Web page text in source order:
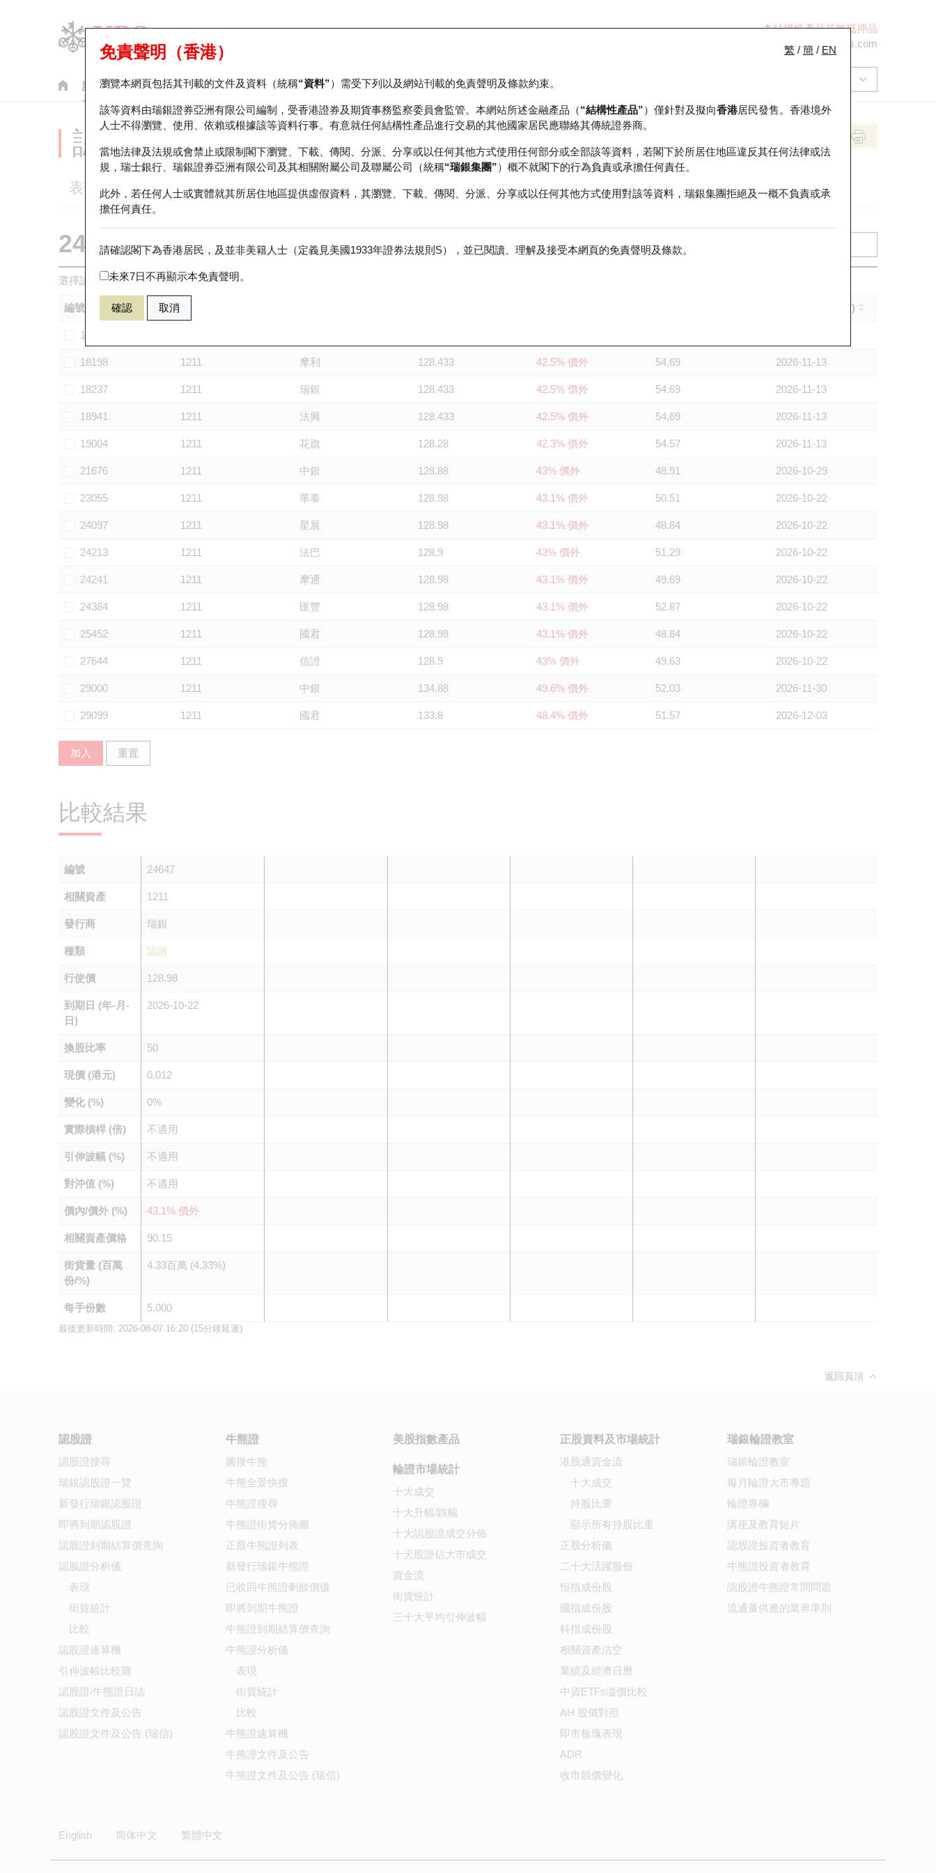
本結構性產品並無抵押品
ol-hkwarrants@ubs.com
認股證 牛熊證 美股指數產品 輪證市場統計 正股資料及市場統計 瑞銀輪證教室
繁 / 簡 / EN
免責聲明（香港）
瀏覽本網頁包括其刊載的文件及資料（統稱“資料”）需受下列以及網站刊載的免責聲明及條款約束。
該等資料由瑞銀證券亞洲有限公司編制，受香港證券及期貨事務監察委員會監管。本網站所述金融產品（“結構性產品”）僅針對及擬向香港居民發售。香港境外
人士不得瀏覽、使用、依賴或根據該等資料行事。有意就任何結構性產品進行交易的其他國家居民應聯絡其傳統證券商。
當地法律及法規或會禁止或限制閣下瀏覽、下載、傳閱、分派、分享或以任何其他方式使用任何部分或全部該等資料，若閣下於所居住地區違反其任何法律或法
規，瑞士銀行、瑞銀證券亞洲有限公司及其相關附屬公司及聯屬公司（統稱“瑞銀集團”）概不就閣下的行為負責或承擔任何責任。
此外，若任何人士或實體就其所居住地區提供虛假資料，其瀏覽、下載、傳閱、分派、分享或以任何其他方式使用對該等資料，瑞銀集團拒絕及一概不負責或承
擔任何責任。
請確認閣下為香港居民，及並非美籍人士（定義見美國1933年證券法規則S），並已閱讀、理解及接受本網頁的免責聲明及條款。
未來7日不再顯示本免責聲明。
確認 取消
認股證分析儀
表現 街貨統計 比較
24647 瑞銀認購 1211 比亞迪股份
選擇認股證作比較*你可以選擇最多五隻認股證
編號 到期日 (年-月-日)
14635
18198 1211 摩利 128.433 42.5% 價外 54.69 2026-11-13
18237 1211 瑞銀 128.433 42.5% 價外 54.69 2026-11-13
18941 1211 法興 128.433 42.5% 價外 54.69 2026-11-13
19004 1211 花旗 128.28 42.3% 價外 54.57 2026-11-13
21676 1211 中銀 128.88 43% 價外 48.91 2026-10-29
23055 1211 華泰 128.98 43.1% 價外 50.51 2026-10-22
24097 1211 星展 128.98 43.1% 價外 48.84 2026-10-22
24213 1211 法巴 128.9 43% 價外 51.29 2026-10-22
24241 1211 摩通 128.98 43.1% 價外 49.69 2026-10-22
24384 1211 匯豐 128.98 43.1% 價外 52.87 2026-10-22
25452 1211 國君 128.98 43.1% 價外 48.84 2026-10-22
27644 1211 信證 128.9 43% 價外 49.63 2026-10-22
29000 1211 中銀 134.88 49.6% 價外 52.03 2026-11-30
29099 1211 國君 133.8 48.4% 價外 51.57 2026-12-03
加入 重置
比較結果
編號 24647
相關資產 1211
發行商 瑞銀
種類 認購
行使價 128.98
到期日 (年-月-
日)
2026-10-22
換股比率 50
現價 (港元) 0.012
變化 (%) 0%
實際槓桿 (倍) 不適用
引伸波幅 (%) 不適用
對沖值 (%) 不適用
價內/價外 (%) 43.1% 價外
相關資產價格 90.15
街貨量 (百萬
份/%)
4.33百萬 (4.33%)
每手份數 5,000
最後更新時間: 2026-08-07 16:20 (15分鐘延遲)
返回頁頂
認股證
認股證搜尋
瑞銀認股證一覽
新發行瑞銀認股證
即將到期認股證
認股證到期結算價查詢
認股證分析儀
表現
街貨統計
比較
認股證速算機
引伸波幅比較圖
認股證/牛熊證日誌
認股證文件及公告
認股證文件及公告 (瑞信)
牛熊證
圖搜牛熊
牛熊全景快搜
牛熊證搜尋
牛熊證街貨分佈圖
正股牛熊證列表
新發行瑞銀牛熊證
已收回牛熊證剩餘價值
即將到期牛熊證
牛熊證到期結算價查詢
牛熊證分析儀
表現
街貨統計
比較
牛熊證速算機
牛熊證文件及公告
牛熊證文件及公告 (瑞信)
美股指數產品
輪證市場統計
十大成交
十大升幅/跌幅
十大認股證成交分佈
十天股證佔大市成交
資金流
街貨統計
三十大平均引伸波幅
正股資料及市場統計
港股通資金流
十大成交
持股比重
顯示所有持股比重
正股分析儀
二十大活躍股份
恒指成份股
國指成份股
科指成份股
相關資產沽空
業績及經濟日曆
中資ETFs溢價比較
AH 股價對照
即市板塊表現
ADR
收市競價變化
瑞銀輪證教室
瑞銀輪證教室
每月輪證大市專題
輪證專欄
講座及教育短片
認股證投資者教育
牛熊證投資者教育
認股證牛熊證常問問題
流通量供應的業界準則
English 简体中文 繁體中文